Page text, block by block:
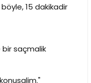
15 dakikadir
bir saçmalik